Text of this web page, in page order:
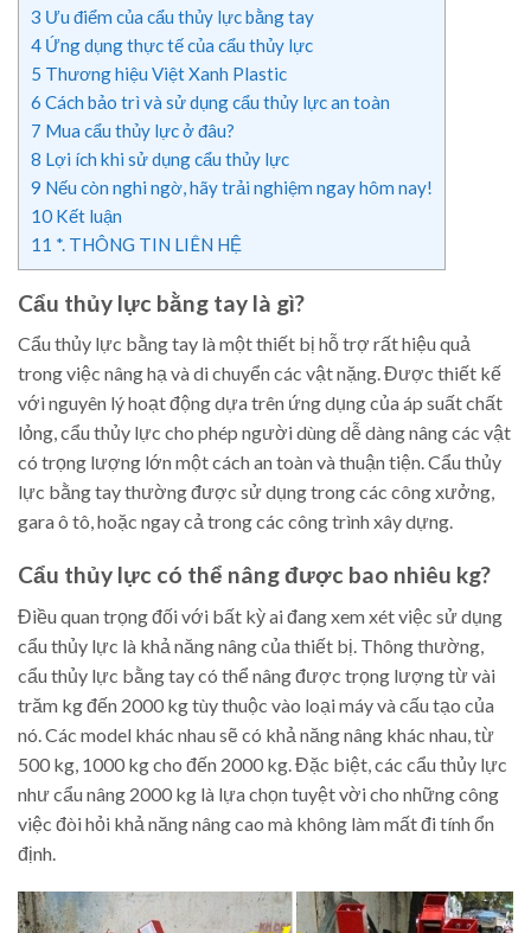
3 Ưu điểm của cẩu thủy lực bằng tay
4 Ứng dụng thực tế của cẩu thủy lực
5 Thương hiệu Việt Xanh Plastic
6 Cách bảo trì và sử dụng cẩu thủy lực an toàn
7 Mua cẩu thủy lực ở đâu?
8 Lợi ích khi sử dụng cẩu thủy lực
9 Nếu còn nghi ngờ, hãy trải nghiệm ngay hôm nay!
10 Kết luận
11 *. THÔNG TIN LIÊN HỆ
Cẩu thủy lực bằng tay là gì?
Cẩu thủy lực bằng tay là một thiết bị hỗ trợ rất hiệu quả
trong việc nâng hạ và di chuyển các vật nặng. Được thiết kế
với nguyên lý hoạt động dựa trên ứng dụng của áp suất chất
lỏng, cẩu thủy lực cho phép người dùng dễ dàng nâng các vật
có trọng lượng lớn một cách an toàn và thuận tiện. Cẩu thủy
lực bằng tay thường được sử dụng trong các công xưởng,
gara ô tô, hoặc ngay cả trong các công trình xây dựng.
Cẩu thủy lực có thể nâng được bao nhiêu kg?
Điều quan trọng đối với bất kỳ ai đang xem xét việc sử dụng
cẩu thủy lực là khả năng nâng của thiết bị. Thông thường,
cẩu thủy lực bằng tay có thể nâng được trọng lượng từ vài
trăm kg đến 2000 kg tùy thuộc vào loại máy và cấu tạo của
nó. Các model khác nhau sẽ có khả năng nâng khác nhau, từ
500 kg, 1000 kg cho đến 2000 kg. Đặc biệt, các cẩu thủy lực
như cẩu nâng 2000 kg là lựa chọn tuyệt vời cho những công
việc đòi hỏi khả năng nâng cao mà không làm mất đi tính ổn
định.